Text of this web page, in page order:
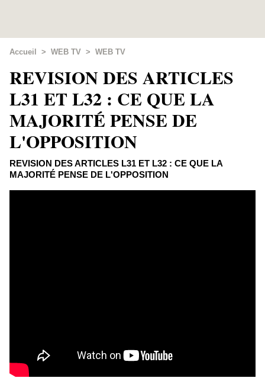
Accueil > WEB TV > WEB TV
REVISION DES ARTICLES
L31 ET L32 : CE QUE LA
MAJORITÉ PENSE DE
L'OPPOSITION
REVISION DES ARTICLES L31 ET L32 : CE QUE LA
MAJORITÉ PENSE DE L'OPPOSITION